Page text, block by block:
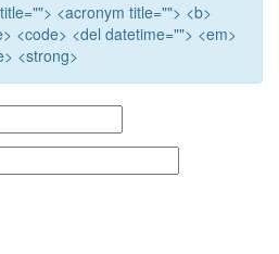
<acronym title=""> <b>
<code> <del datetime=""> <em>
<strong>